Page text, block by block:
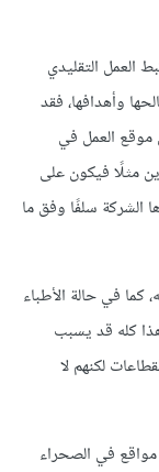
العمل التقليدي
وأهدافها، فقد
العمل في
مثلًا فيكون على
الشركة سلفًا وفق ما
في حالة الأطباء
كله قد يسبب
لكنهم لا
في الصحراء